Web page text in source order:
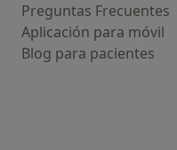
Preguntas Frecuentes
Aplicación para móvil
Blog para pacientes